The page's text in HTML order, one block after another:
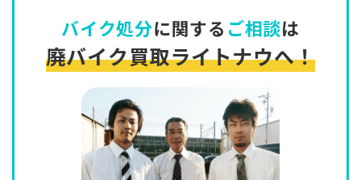
バイク処分に関する ご相談は
廃バイク買取ライトナウへ！